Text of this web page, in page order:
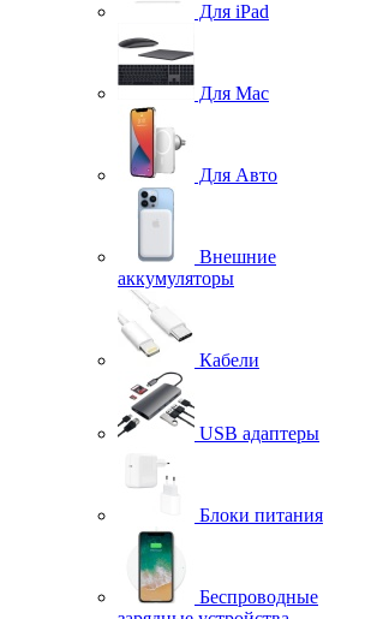
Для iPad
Для Mac
Для Авто
Внешние
аккумуляторы
Кабели
USB адаптеры
Блоки питания
Беспроводные